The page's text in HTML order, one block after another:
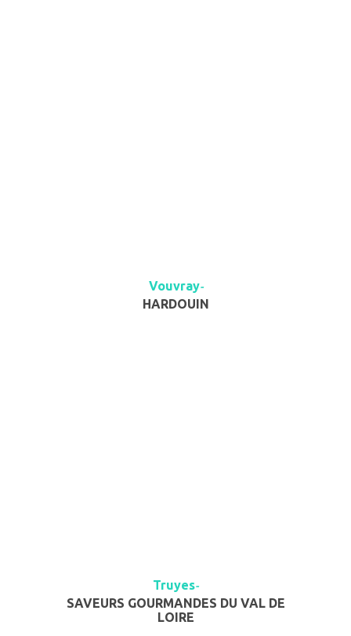
Vouvray-
HARDOUIN
Truyes-
SAVEURS GOURMANDES DU VAL DE
LOIRE